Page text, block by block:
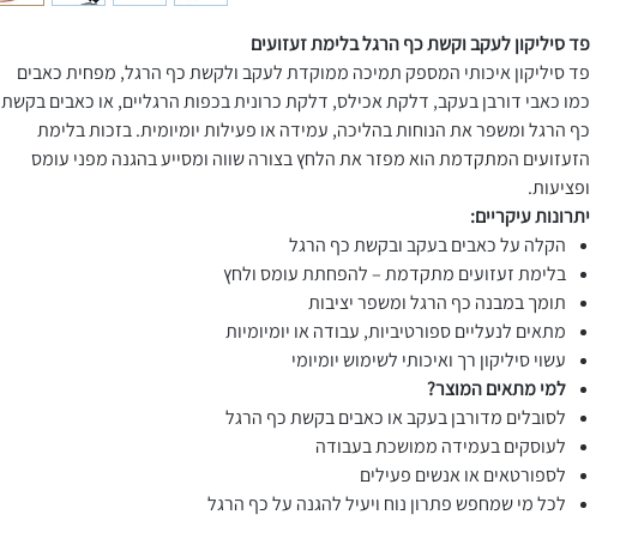
פד סיליקון לעקב וקשת כף הרגל בלימת זעזועים
פד סיליקון איכותי המספק תמיכה ממוקדת לעקב ולקשת כף הרגל, מפחית כאבים
כמו כאבי דורבן בעקב, דלקת אכילס, דלקת כרונית בכפות הרגליים, או כאבים בקשת
כף הרגל ומשפר את הנוחות בהליכה, עמידה או פעילות יומיומית. בזכות בלימת
הזעזועים המתקדמת הוא מפזר את הלחץ בצורה שווה ומסייע בהגנה מפני עומס
ופציעות.
יתרונות עיקריים:
הקלה על כאבים בעקב ובקשת כף הרגל
בלימת זעזועים מתקדמת – להפחתת עומס ולחץ
תומך במבנה כף הרגל ומשפר יציבות
מתאים לנעליים ספורטיביות, עבודה או יומיומיות
עשוי סיליקון רך ואיכותי לשימוש יומיומי
למי מתאים המוצר?
לסובלים מדורבן בעקב או כאבים בקשת כף הרגל
לעוסקים בעמידה ממושכת בעבודה
לספורטאים או אנשים פעילים
לכל מי שמחפש פתרון נוח ויעיל להגנה על כף הרגל